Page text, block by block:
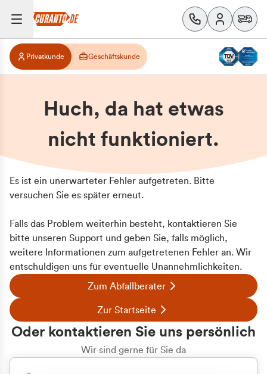
Privatkunde Geschäftskunde
Huch, da hat etwas
nicht funktioniert.
Es ist ein unerwarteter Fehler aufgetreten. Bitte
versuchen Sie es später erneut.
Falls das Problem weiterhin besteht, kontaktieren Sie
bitte unseren Support und geben Sie, falls möglich,
weitere Informationen zum aufgetretenen Fehler an. Wir
entschuldigen uns für eventuelle Unannehmlichkeiten.
Zum Abfallberater
Zur Startseite
Oder kontaktieren Sie uns persönlich
Wir sind gerne für Sie da